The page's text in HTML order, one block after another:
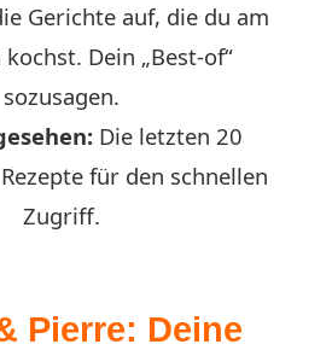
Gerichte auf, die du am
Dein „Best-of“
sozusagen.
Die letzten 20
für den schnellen
Zugriff.
Pierre: Deine